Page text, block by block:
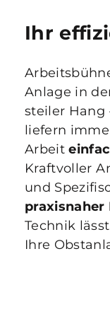
Ihr
Anlage in
steiler Hang
liefern
Arbeit
Kraftvoller
und
Technik lässt
Ihre